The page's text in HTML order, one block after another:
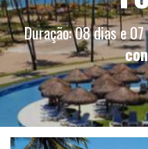
Duração: 08 dias e